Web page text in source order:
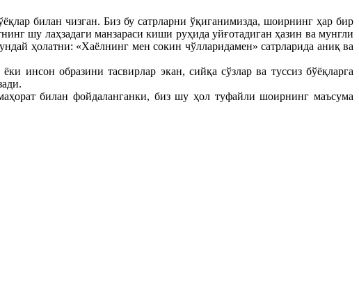
билан чизган. Биз бу сатрларни ўқиганимизда, шоирнинг ҳар бир
шу лаҳзадаги манзараси киши руҳида уйғотадиган ҳазин ва мунгли
ҳолатни: «Хаёлнинг мен сокин чўлларидамен» сатрларида аниқ ва
образини тасвирлар экан, сийқа сўзлар ва туссиз бўёқларга
билан фойдаланганки, биз шу ҳол туфайли шоирнинг маъсума